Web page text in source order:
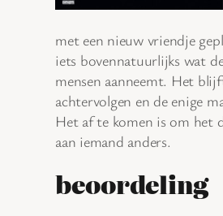
met een nieuw vriendje
iets bovennatuurlijks wat
mensen aanneemt. Het
achtervolgen en de enige
Het af te komen is om het
aan iemand anders.
beoordeling